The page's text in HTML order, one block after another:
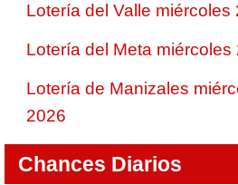
Lotería del Valle miércoles
Lotería del Meta miércoles
Lotería de Manizales
2026
Chances Diarios